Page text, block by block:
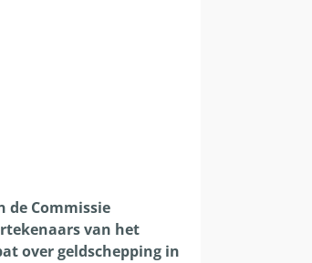
de Commissie
van het
over geldschepping in